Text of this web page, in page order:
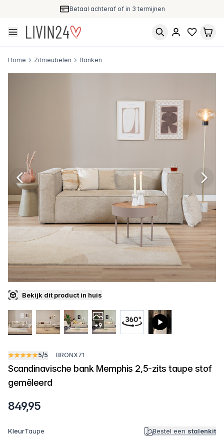
Betaal achteraf of in 3 termijnen
Home Zitmeubelen Banken
Bekijk dit product in huis
+9
5/5 BRONX71
Scandinavische bank Memphis 2,5-zits taupe stof
gemêleerd
849,95
KleurTaupe Bestel een stalenkit